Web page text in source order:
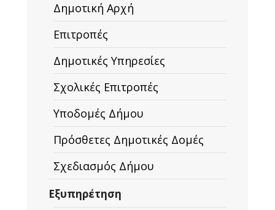
Δημοτική Αρχή
Επιτροπές
Δημοτικές Υπηρεσίες
Σχολικές Επιτροπές
Υποδομές Δήμου
Πρόσθετες Δημοτικές Δομές
Σχεδιασμός Δήμου
Εξυπηρέτηση